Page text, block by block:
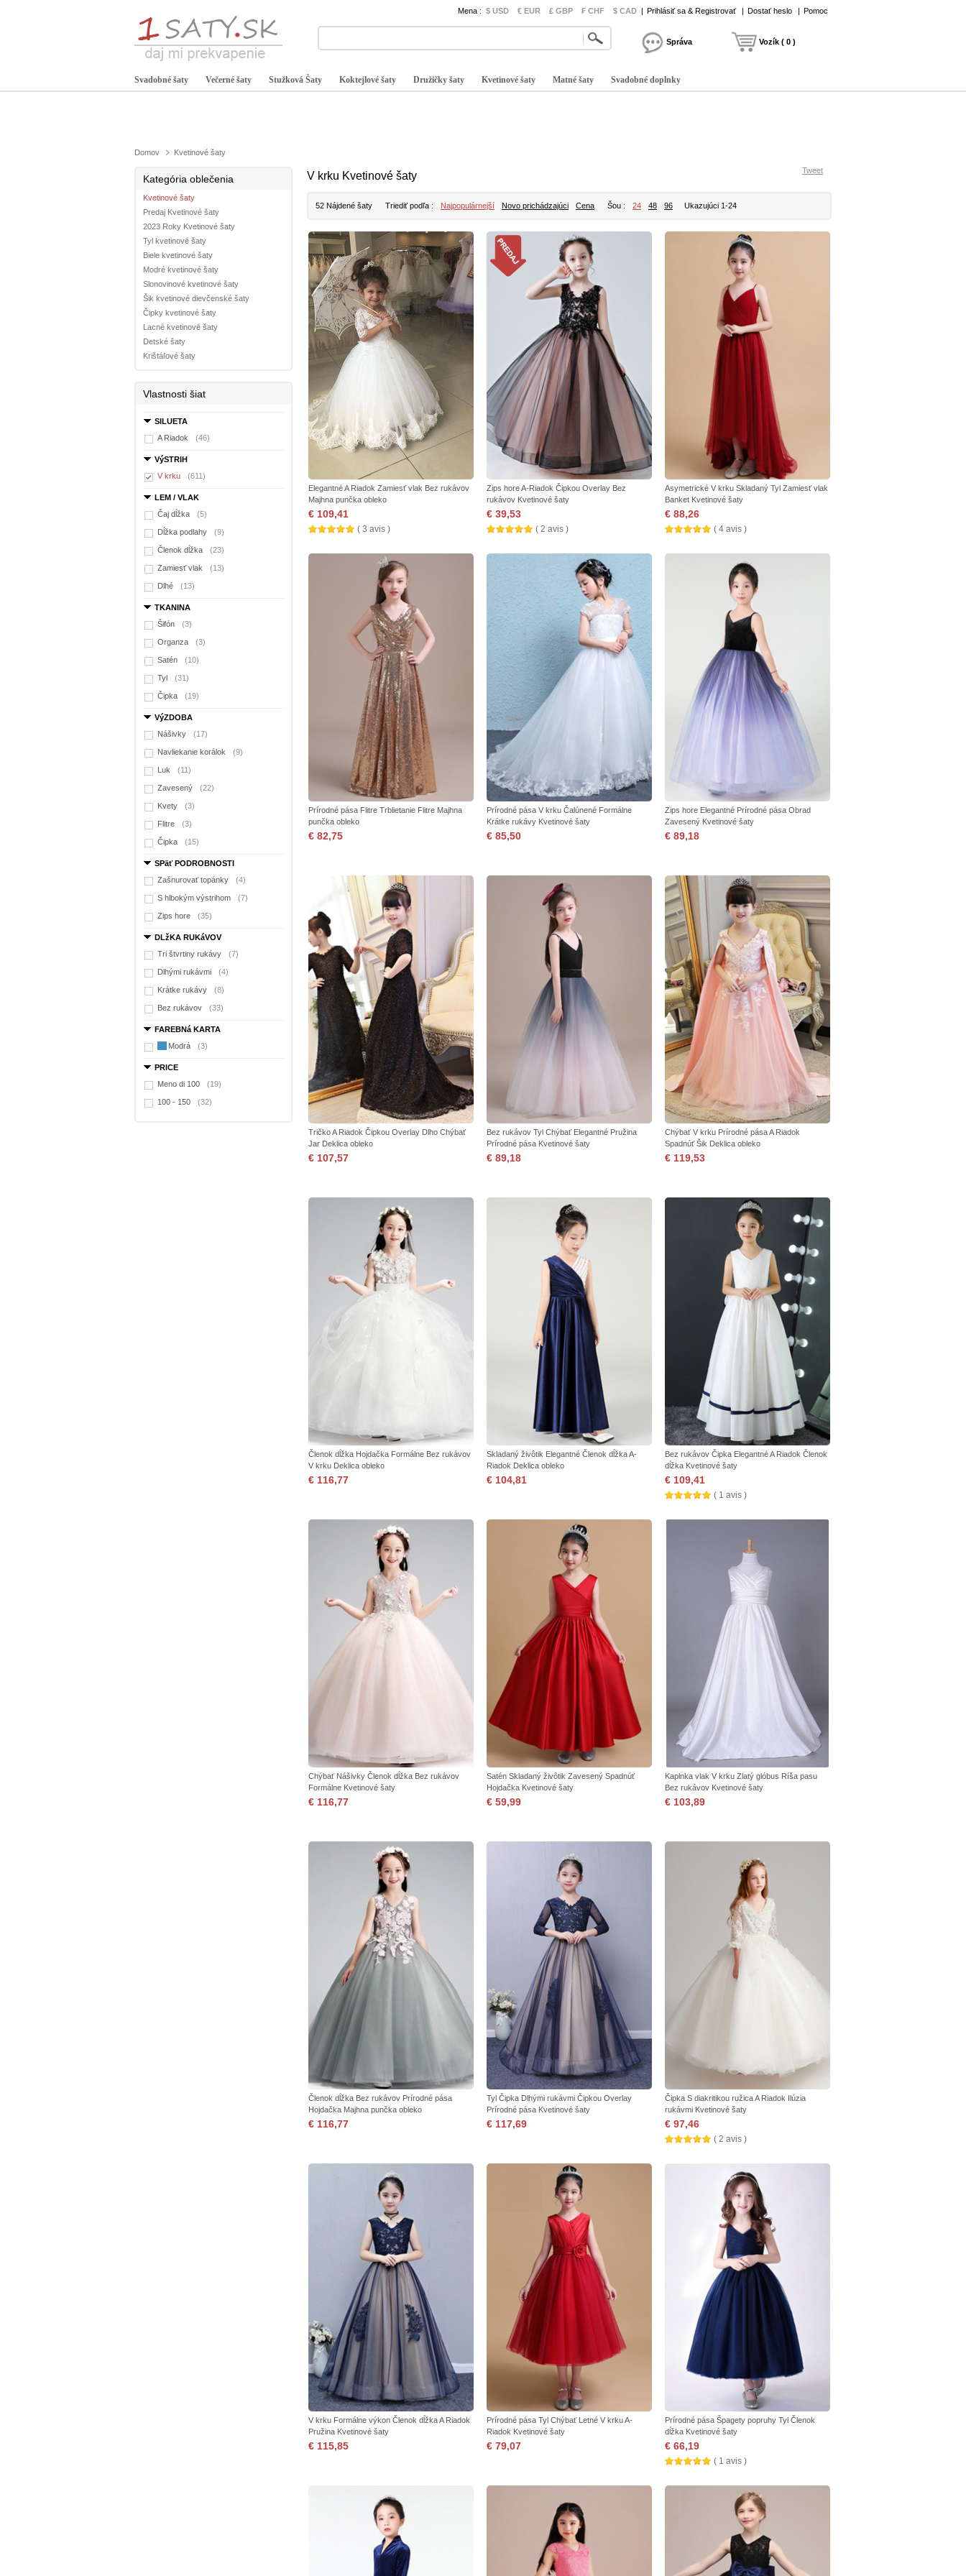
Mena : $ USD € EUR £ GBP ₣ CHF $ CAD | Prihlásiť sa & Registrovať | Dostať heslo | Pomoc
Správa Vozík ( 0 )
Svadobné šaty Večerné šaty Stužková Šaty Koktejlové šaty Družičky šaty Kvetinové šaty Matné šaty Svadobné doplnky
Domov Kvetinové šaty
Kategória oblečenia
Kvetinové šaty
Predaj Kvetinové šaty
2023 Roky Kvetinové šaty
Tyl kvetinové šaty
Biele kvetinové šaty
Modré kvetinové šaty
Slonovinové kvetinové šaty
Šik kvetinové dievčenské šaty
Čipky kvetinové šaty
Lacné kvetinové šaty
Detské šaty
Krištáľové šaty
Vlastnosti šiat
SILUETA
A Riadok
(46)
VýSTRIH
V krku
(611)
LEM / VLAK
Čaj dĺžka
(5)
Dĺžka podlahy (9)
Členok dĺžka (23)
Zamiesť vlak (13)
Dlhé (13)
TKANINA
Šifón
(3)
Organza (3)
Satén (10)
Tyl (31)
Čipka (19)
VýZDOBA
Nášivky
(17)
Navliekanie korálok (9)
Luk (11)
Zavesený (22)
Kvety (3)
Flitre (3)
Čipka (15)
SPäť PODROBNOSTI
Zašnurovať topánky
(4)
S hlbokým výstrihom (7)
Zips hore (35)
DLžKA RUKáVOV
Tri štvrtiny rukávy
(7)
Dlhými rukávmi (4)
Krátke rukávy (8)
Bez rukávov (33)
FAREBNá KARTA
Modrá
(3)
PRICE
Meno di 100
(19)
100 - 150 (32)
V krku Kvetinové šaty Tweet
52 Nájdené šaty Triediť podľa : Najpopulárnejší Novo prichádzajúci Cena Šou : 24 48 96 Ukazujúci 1-24
Elegantné A Riadok Zamiesť vlak Bez rukávov
Majhna punčka obleko
€ 109,41
( 3 avis )
Zips hore A-Riadok Čipkou Overlay Bez
rukávov Kvetinové šaty
€ 39,53
( 2 avis )
Asymetrické V krku Skladaný Tyl Zamiesť vlak
Banket Kvetinové šaty
€ 88,26
( 4 avis )
Prírodné pása Flitre Trblietanie Flitre Majhna
punčka obleko
€ 82,75
Prírodné pása V krku Čalúnené Formálne
Krátke rukávy Kvetinové šaty
€ 85,50
Zips hore Elegantné Prírodné pása Obrad
Zavesený Kvetinové šaty
€ 89,18
Tričko A Riadok Čipkou Overlay Dlho Chýbať
Jar Deklica obleko
€ 107,57
Bez rukávov Tyl Chýbať Elegantné Pružina
Prírodné pása Kvetinové šaty
€ 89,18
Chýbať V krku Prírodné pása A Riadok
Spadnúť Šik Deklica obleko
€ 119,53
Členok dĺžka Hojdačka Formálne Bez rukávov
V krku Deklica obleko
€ 116,77
Skladaný živôtik Elegantné Členok dĺžka A-
Riadok Deklica obleko
€ 104,81
Bez rukávov Čipka Elegantné A Riadok Členok
dĺžka Kvetinové šaty
€ 109,41
( 1 avis )
Chýbať Nášivky Členok dĺžka Bez rukávov
Formálne Kvetinové šaty
€ 116,77
Satén Skladaný živôtik Zavesený Spadnúť
Hojdačka Kvetinové šaty
€ 59,99
Kaplnka vlak V krku Zlatý glóbus Ríša pasu
Bez rukávov Kvetinové šaty
€ 103,89
Členok dĺžka Bez rukávov Prírodné pása
Hojdačka Majhna punčka obleko
€ 116,77
Tyl Čipka Dlhými rukávmi Čipkou Overlay
Prírodné pása Kvetinové šaty
€ 117,69
Čipka S diakritikou ružica A Riadok Ilúzia
rukávmi Kvetinové šaty
€ 97,46
( 2 avis )
V krku Formálne výkon Členok dĺžka A Riadok
Pružina Kvetinové šaty
€ 115,85
Prírodné pása Tyl Chýbať Letné V krku A-
Riadok Kvetinové šaty
€ 79,07
Prírodné pása Špagety popruhy Tyl Členok
dĺžka Kvetinové šaty
€ 66,19
( 1 avis )